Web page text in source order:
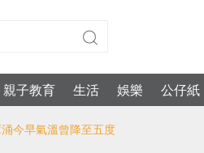
親子教育 生活 娛樂 公仔紙
今早氣溫曾降至五度